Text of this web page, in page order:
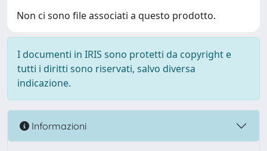
Non ci sono file associati a questo prodotto.
I documenti in IRIS sono protetti da copyright e
tutti i diritti sono riservati, salvo diversa
indicazione.
Informazioni